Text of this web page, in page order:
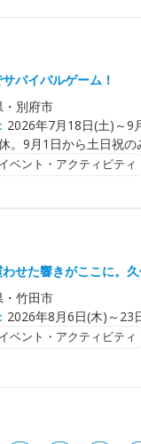
バイバルゲーム！
・別府市
2026年7月18日(土)～
。9月1日から土日祝の
ベント・アクティビティ
せた響きがここに。久
・竹田市
2026年8月6日(木)～
ベント・アクティビティ